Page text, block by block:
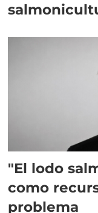
"El lodo
como
problema